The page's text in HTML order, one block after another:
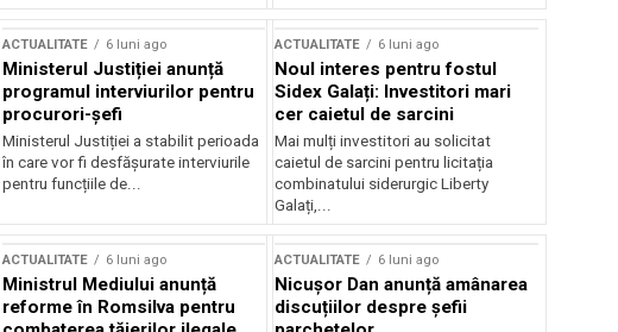
ACTUALITATE 6 luni ago
Ministerul Justiției anunță
programul interviurilor pentru
procurori-șefi
Ministerul Justiției a stabilit perioada
în care vor fi desfășurate interviurile
pentru funcțiile de...
ACTUALITATE 6 luni ago
Noul interes pentru fostul
Sidex Galați: Investitori mari
cer caietul de sarcini
Mai mulți investitori au solicitat
caietul de sarcini pentru licitația
combinatului siderurgic Liberty
Galați,...
ACTUALITATE 6 luni ago
Ministrul Mediului anunță
reforme în Romsilva pentru
ACTUALITATE 6 luni ago
Nicușor Dan anunță amânarea
discuțiilor despre șefii